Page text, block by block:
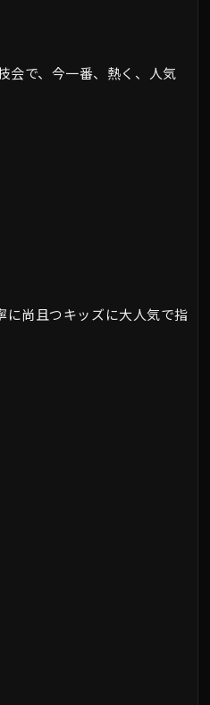
会で、今一番、熱く、人気
尚且つキッズに大人気で指